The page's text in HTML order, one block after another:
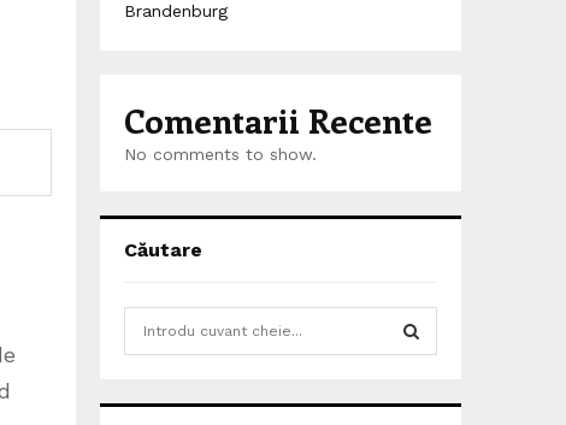
Brandenburg
Comentarii Recente
No comments to show.
Căutare